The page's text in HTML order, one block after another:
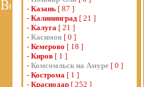
- Казань [ 87 ]
- Калининград [ 21 ]
- Калуга [ 21 ]
- Касимов [ 0 ]
- Кемерово [ 18 ]
- Киров [ 1 ]
- Комсомльск на Амуре [ 0 ]
- Кострома [ 1 ]
- Краснодар [ 252 ]